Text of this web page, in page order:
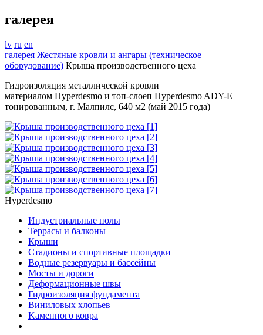
галерея
lv ru en
галерея Жестяные кровли и ангары (техническое
оборудование) Крыша производственного цеха
Гидроизоляция металлической кровли
материалом Hyperdesmo и топ-слоеп Hyperdesmo ADY-E
тонированным, г. Малпилс, 640 м2 (май 2015 года)
Hyperdesmo
Индустриальные полы
Террасы и балконы
Крыши
Стадионы и спортивные площадки
Водные резервуары и бассейны
Мосты и дороги
Деформационные швы
Гидроизоляция фундамента
Bиниловых хлопьев
Kаменного ковра